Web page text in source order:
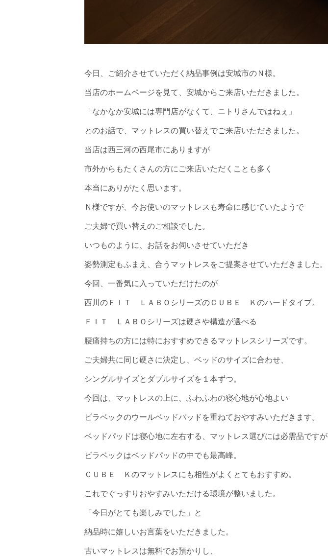
今日、ご紹介させていただく納品事例は安城市のＮ様。
当店のホームページを見て、安城からご来店いただきました。
「なかなか安城には専門店がなくて、ニトリさんではねぇ」
とのお話で、マットレスの買い替えでご来店いただきました。
当店は西三河の西尾市にありますが
市外からもたくさんの方にご来店いただくことも多く
本当にありがたく思います。
Ｎ様ですが、今お使いのマットレスも寿命に感じていたようで
ご夫婦で買い替えのご相談でした。
いつものように、お話をお伺いさせていただき
姿勢測定もふまえ、合うマットレスをご提案させていただきました。
今回、一番気に入っていただけたのが
西川のＦＩＴ ＬＡＢＯシリーズのＣＵＢＥ Ｋのハードタイプ。
ＦＩＴ ＬＡＢＯシリーズは硬さや構造が選べる
腰痛持ちの方には特におすすめできるマットレスシリーズです。
ご夫婦共に同じ硬さに決定し、ベッドのサイズに合わせ、
シングルサイズとダブルサイズを１本ずつ。
今回は、マットレスの上に、ふわふわの寝心地が心地よい
ビラベックのウールベッドパッドを重ねておやすみいただきます。
ベッドパッドは寝心地に左右する、マットレス選びには必需品ですが
ビラベックはベッドパッドの中でも最高峰。
ＣＵＢＥ Ｋのマットレスにも相性がよくとてもおすすめ。
これでぐっすりおやすみいただける環境が整いました。
「今日がとても楽しみでした」と
納品時に嬉しいお言葉をいただきました。
古いマットレスは無料でお預かりし、